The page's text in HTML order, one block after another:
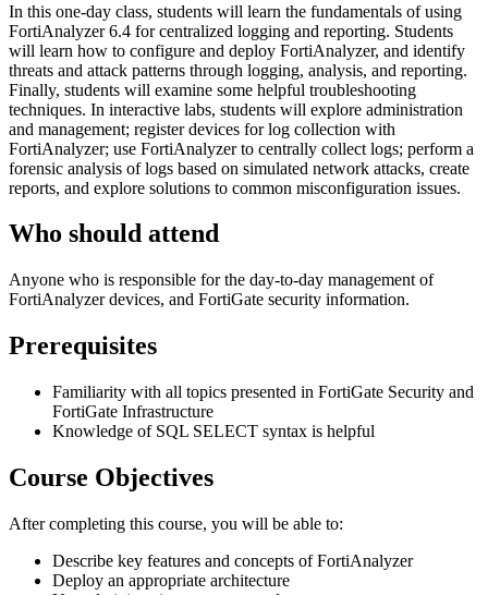
In this one-day class, students will learn the fundamentals of using
FortiAnalyzer 6.4 for centralized logging and reporting. Students
will learn how to configure and deploy FortiAnalyzer, and identify
threats and attack patterns through logging, analysis, and reporting.
Finally, students will examine some helpful troubleshooting
techniques. In interactive labs, students will explore administration
and management; register devices for log collection with
FortiAnalyzer; use FortiAnalyzer to centrally collect logs; perform a
forensic analysis of logs based on simulated network attacks, create
reports, and explore solutions to common misconfiguration issues.
Who should attend
Anyone who is responsible for the day-to-day management of
FortiAnalyzer devices, and FortiGate security information.
Prerequisites
Familiarity with all topics presented in FortiGate Security and
FortiGate Infrastructure
Knowledge of SQL SELECT syntax is helpful
Course Objectives
After completing this course, you will be able to:
Describe key features and concepts of FortiAnalyzer
Deploy an appropriate architecture